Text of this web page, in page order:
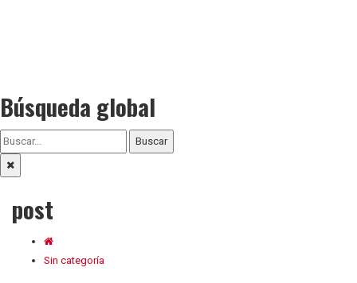
Búsqueda global
Buscar
post
Sin categoría